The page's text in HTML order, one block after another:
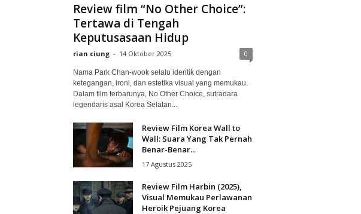
Review film “No Other Choice”:
Tertawa di Tengah
Keputusasaan Hidup
rian ciung - 14 Oktober 2025 0
Nama Park Chan-wook selalu identik dengan
ketegangan, ironi, dan estetika visual yang memukau.
Dalam film terbarunya, No Other Choice, sutradara
legendaris asal Korea Selatan...
Review Film Korea Wall to
Wall: Suara Yang Tak Pernah
Benar-Benar...
17 Agustus 2025
Review Film Harbin (2025),
Visual Memukau Perlawanan
Heroik Pejuang Korea